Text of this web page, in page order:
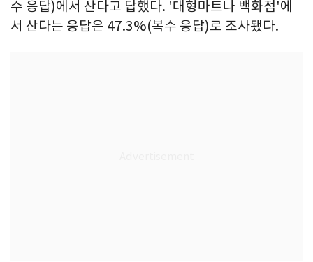
수 응답)에서 산다고 답했다. '대형마트나 백화점'에
서 산다는 응답은 47.3%(복수 응답)로 조사됐다.